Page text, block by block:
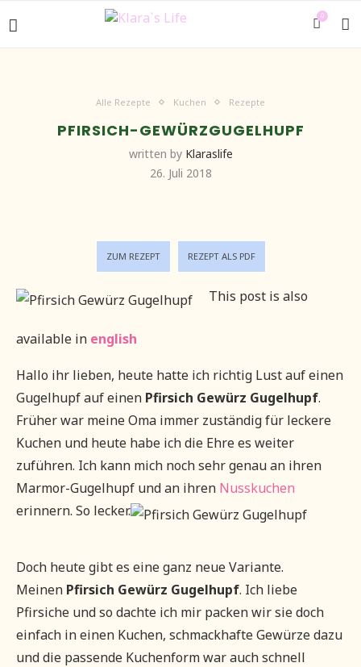
0
Alle Rezepte Kuchen Rezepte
PFIRSICH-GEWÜRZGUGELHUPF
written by Klaraslife
26. Juli 2018
ZUM REZEPT REZEPT ALS PDF
This post is also
available in english
Hallo ihr lieben, heute hatte ich richtig Lust auf einen
Gugelhupf auf einen Pfirsich Gewürz Gugelhupf.
Früher war meine Oma immer zuständig für leckere
Kuchen und heute habe ich die Ehre es weiter
zuführen. Ich kann mich noch sehr genau an ihren
Marmor-Gugelhupf und an ihren Nusskuchen
erinnern. So lecker.
Doch heute gibt es eine ganz neue Variante.
Meinen Pfirsich Gewürz Gugelhupf. Ich liebe
Pfirsiche und so dachte ich mir packen wir sie doch
einfach in einen Kuchen, schmackhafte Gewürze dazu
und die passende Kuchenform war auch schnell